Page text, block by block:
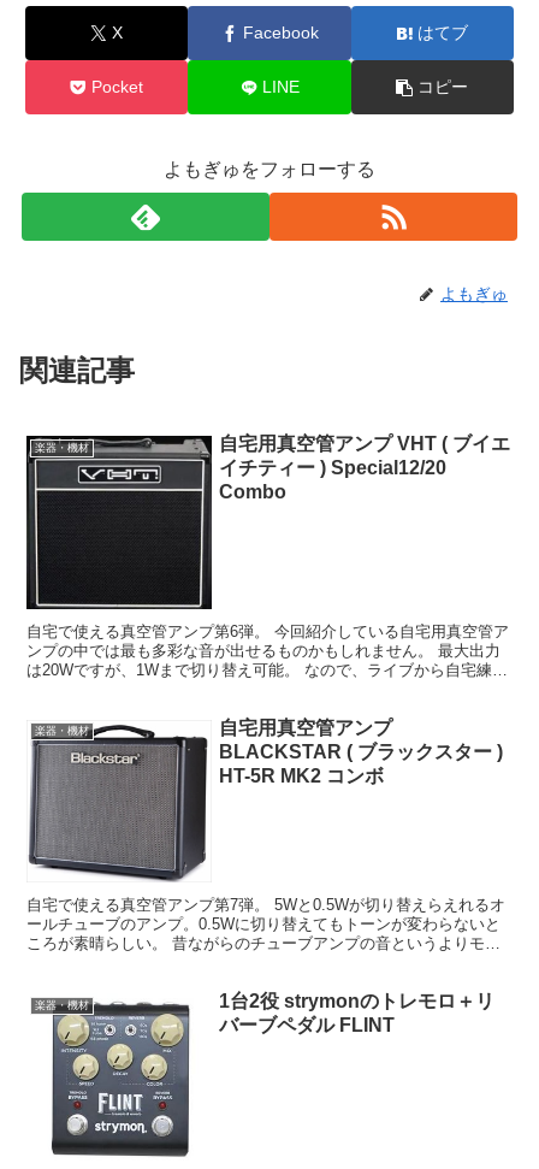
X Facebook はてブ
Pocket LINE コピー
よもぎゅをフォローする
よもぎゅ
関連記事
楽器・機材
自宅用真空管アンプ VHT ( ブイエ
イチティー ) Special12/20
Combo
自宅で使える真空管アンプ第6弾。 今回紹介している自宅用真空管ア
ンプの中では最も多彩な音が出せるものかもしれません。 最大出力
は20Wですが、1Wまで切り替え可能。 なので、ライブから自宅練習
楽器・機材
自宅用真空管アンプ
BLACKSTAR ( ブラックスター )
HT-5R MK2 コンボ
自宅で使える真空管アンプ第7弾。 5Wと0.5Wが切り替えらえれるオ
ールチューブのアンプ。0.5Wに切り替えてもトーンが変わらないと
ころが素晴らしい。 昔ながらのチューブアンプの音というよりモダ
楽器・機材
1台2役 strymonのトレモロ＋リ
バーブペダル FLINT